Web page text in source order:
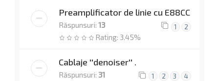
Preamplificator de linie cu E88CC
Răspunsuri: 13 1 2
Rating: 3.45%
Cablaje ''denoiser'' .
Răspunsuri: 31 1 2 3 4